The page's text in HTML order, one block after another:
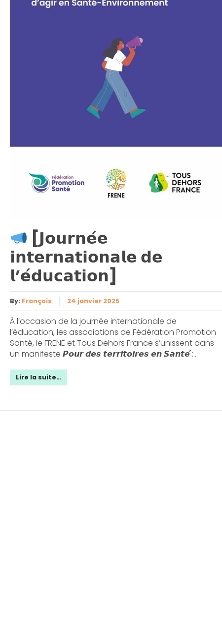
[𝗝𝗼𝘂𝗿𝗻𝗲́𝗲
𝗶𝗻𝘁𝗲𝗿𝗻𝗮𝘁𝗶𝗼𝗻𝗮𝗹𝗲 𝗱𝗲
𝗹’𝗲́𝗱𝘂𝗰𝗮𝘁𝗶𝗼𝗻]
By: François 24 janvier 2025
À l’occasion de la journée internationale de
l’éducation, les associations de Fédération Promotion
Santé, le FRENE et Tous Dehors France s’unissent dans
un manifeste 𝙋𝙤𝙪𝙧 𝙙𝙚𝙨 𝙩𝙚𝙧𝙧𝙞𝙩𝙤𝙞𝙧𝙚𝙨 𝙚𝙣 𝙎𝙖𝙣𝙩𝙚́ :...
Lire la suite…